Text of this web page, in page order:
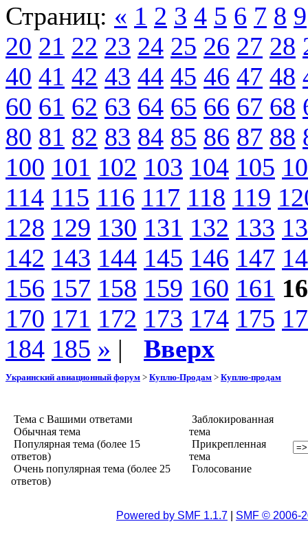
Страниц: « 1 2 3 4 5 6 7 8 9
20 21 22 23 24 25 26 27 28
40 41 42 43 44 45 46 47 48
60 61 62 63 64 65 66 67 68
80 81 82 83 84 85 86 87 88
100 101 102 103 104 105
114 115 116 117 118 119
128 129 130 131 132 133
142 143 144 145 146 147
156 157 158 159 160 161
170 171 172 173 174 175
184 185 » | Вверх
Украинский авиационный форум > Куплю-Продам > Куплю-продам
Тема с Вашими ответами
Обычная тема
Популярная тема (более 15
ответов)
Очень популярная тема (более 25
ответов)
Заблокированная
тема
Прикрепленная
тема
Голосование
Powered by SMF 1.1.7 SMF © 2006-